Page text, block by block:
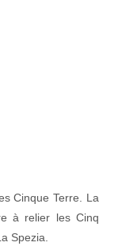
Cinque Terre. La
à relier les Cinq
Spezia.